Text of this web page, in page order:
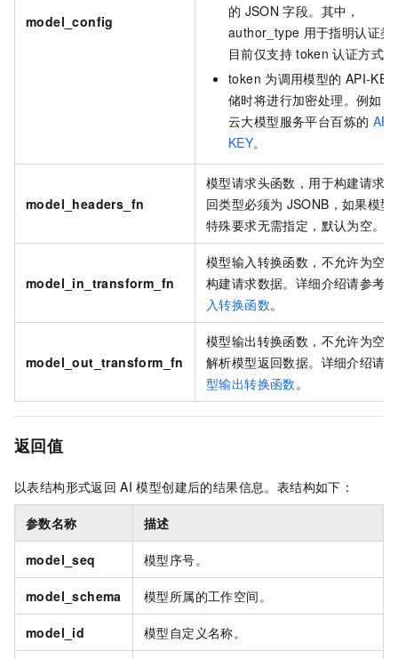
model_config
的 JSON 字段。其中，
author_type 用于指明认证类
目前仅支持 token 认证方式。
token 为调用模型的 API-
储时将进行加密处理。 例如，
云大模型服务平台百炼的 API-
KEY。
model_headers_fn
模型请求头函数，用于构建请求
回类型必须为 JSONB，如果模型
特殊要求无需指定，默认为空。
model_in_transform_fn
模型输入转换函数，不允许为空
构建请求数据。详细介绍请参考
入转换函数。
model_out_transform_fn
模型输出转换函数，不允许为空
解析模型返回数据。详细介绍请
型输出转换函数。
返回值
以表结构形式返回 AI 模型创建后的结果信息。表结构如下：
参数名称 描述
model_seq 模型序号。
model_schema 模型所属的工作空间。
model_id 模型自定义名称。